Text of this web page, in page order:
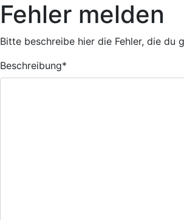
Fehler melden
Bitte beschreibe hier die Fehler, die du
Beschreibung*